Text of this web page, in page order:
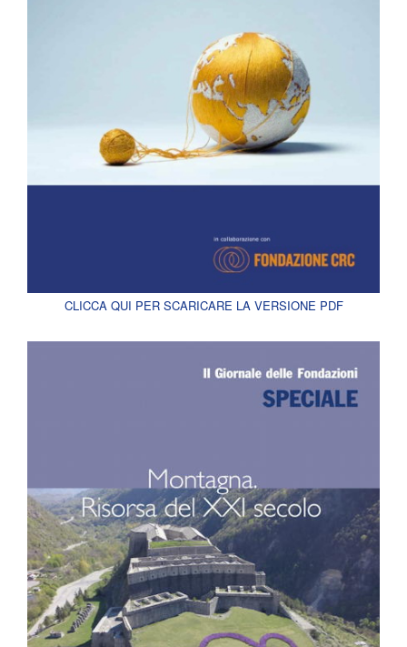
CLICCA QUI PER SCARICARE LA VERSIONE PDF